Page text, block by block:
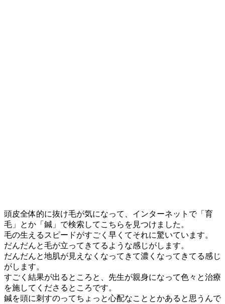
頭皮全体的に抜け毛が気になって、インターネットで「育
毛」とか「鍼」で検索してこちらを見つけました。
毛の生えるスピードがすごく早くてそれに驚いています。
だんだんと毛が立ってきてるような感じがします。
だんだんと地肌が見えなくなってきて濃くなってきてる感じ
がします。
すごく結果が出るところと、先生が親身になって色々と治療
を施してくださるところです。
鍼を頭に刺すのってちょっと心配なこととかあると思うんで